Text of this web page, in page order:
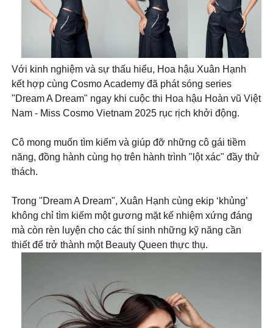
Với kinh nghiệm và sự thấu hiểu, Hoa hậu Xuân Hạnh
kết hợp cùng Cosmo Academy đã phát sóng series
"Dream A Dream" ngay khi cuộc thi Hoa hậu Hoàn vũ Việt
Nam - Miss Cosmo Vietnam 2025 rục rịch khởi động.
Cô mong muốn tìm kiếm và giúp đỡ những cô gái tiềm
năng, đồng hành cùng họ trên hành trình "lột xác" đầy thử
thách.
Trong "Dream A Dream", Xuân Hạnh cùng ekip ‘khủng’
không chỉ tìm kiếm một gương mặt kế nhiệm xứng đáng
mà còn rèn luyện cho các thí sinh những kỹ năng cần
thiết để trở thành một Beauty Queen thực thụ.